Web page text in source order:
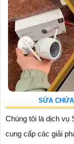
SỬA
Chúng tôi là dịch vụ
cung cấp các giải